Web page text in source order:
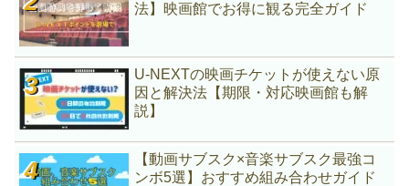
法】映画館でお得に観る完全ガイド
U-NEXTの映画チケットが使えない原
因と解決法【期限・対応映画館も解
説】
【動画サブスク×音楽サブスク最強コ
ンボ5選】おすすめ組み合わせガイド